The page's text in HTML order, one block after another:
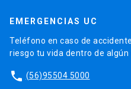
EMERGENCIAS UC
Teléfono en caso de
riesgo tu vida dentro de algún
phone (56)95504 5000